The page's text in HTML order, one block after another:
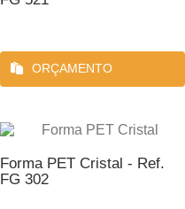
ORÇAMENTO
Forma PET Cristal - Ref.
FG 302